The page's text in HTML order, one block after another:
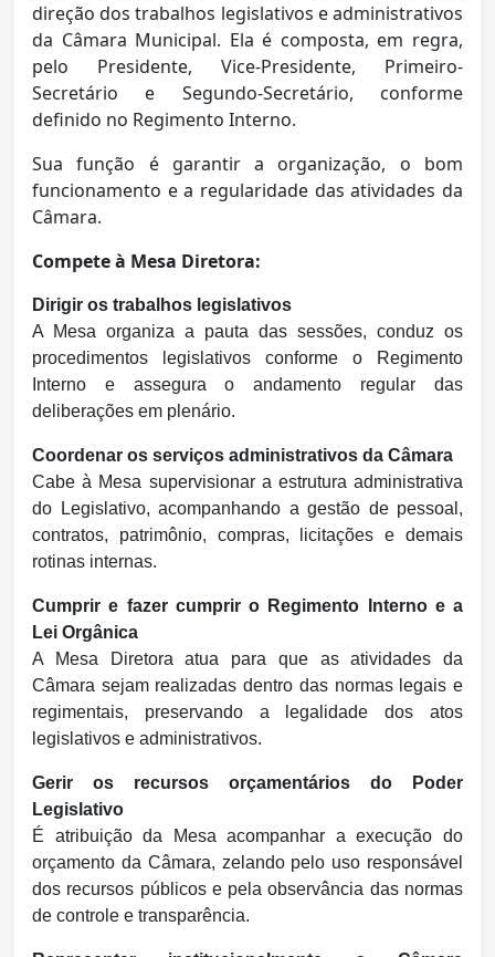
direção dos trabalhos legislativos e administrativos
da Câmara Municipal. Ela é composta, em regra,
pelo Presidente, Vice-Presidente, Primeiro-
Secretário e Segundo-Secretário, conforme
definido no Regimento Interno.
Sua função é garantir a organização, o bom
funcionamento e a regularidade das atividades da
Câmara.
Compete à Mesa Diretora:
Dirigir os trabalhos legislativos
A Mesa organiza a pauta das sessões, conduz os
procedimentos legislativos conforme o Regimento
Interno e assegura o andamento regular das
deliberações em plenário.
Coordenar os serviços administrativos da Câmara
Cabe à Mesa supervisionar a estrutura administrativa
do Legislativo, acompanhando a gestão de pessoal,
contratos, patrimônio, compras, licitações e demais
rotinas internas.
Cumprir e fazer cumprir o Regimento Interno e a
Lei Orgânica
A Mesa Diretora atua para que as atividades da
Câmara sejam realizadas dentro das normas legais e
regimentais, preservando a legalidade dos atos
legislativos e administrativos.
Gerir os recursos orçamentários do Poder
Legislativo
É atribuição da Mesa acompanhar a execução do
orçamento da Câmara, zelando pelo uso responsável
dos recursos públicos e pela observância das normas
de controle e transparência.